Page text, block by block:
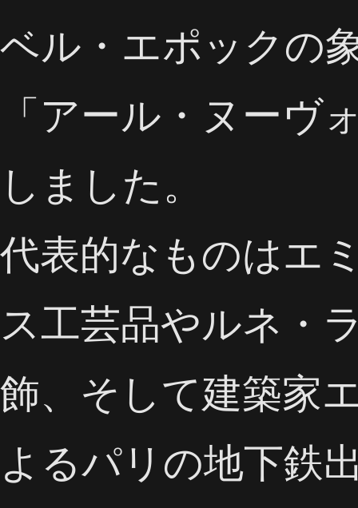
ベル・エポックの
「アール・ヌーヴ
しました。
代表的なものはエ
ス工芸品やルネ・
飾、そして建築家
よるパリの地下鉄